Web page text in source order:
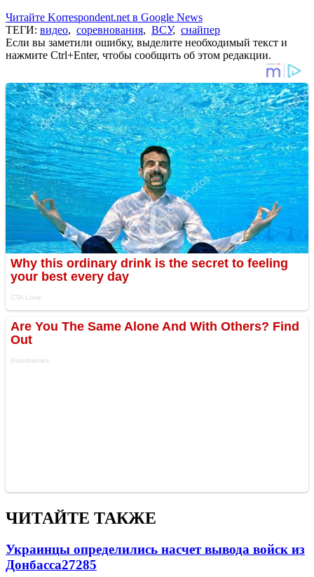
Читайте Korrespondent.net в Google News
ТЕГИ: видео, соревнования, ВСУ, снайпер
Если вы заметили ошибку, выделите необходимый текст и
нажмите Ctrl+Enter, чтобы сообщить об этом редакции.
ЧИТАЙТЕ ТАКЖЕ
Украинцы определились насчет вывода войск из
Донбасса27285